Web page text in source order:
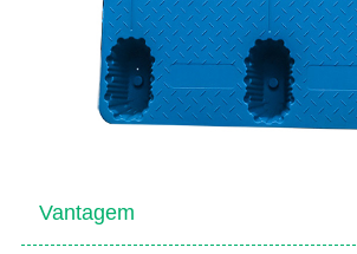
Vantagem